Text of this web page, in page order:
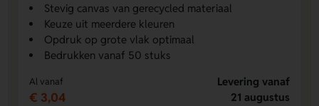
Stevig canvas van gerecycled materiaal
Keuze uit meerdere kleuren
Opdruk op grote vlak optimaal
Bedrukken vanaf 50 stuks
Al vanaf
€ 3,04
Levering vanaf
21 augustus